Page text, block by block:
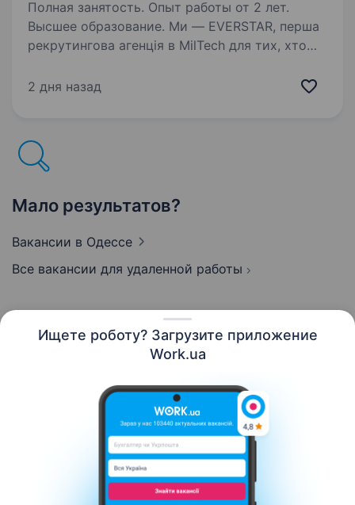
Ищете роботу? Загрузите приложение
Work.ua
Полная занятость. Опыт работы от 2 лет.
Высшее образование. Ми — EVERSTAR, перша
рекрутингова агенція в MilTech для тих, хто
Але досить про нас, розказуємо пророль.
2 дня назад
Мало результатов?
Вакансии в Одессе
Все вакансии для удаленной работы
Контакты О нас
Карьера